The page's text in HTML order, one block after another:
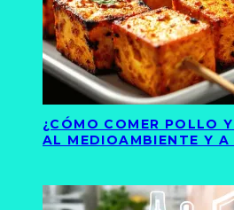
¿CÓMO COMER POLLO
AL MEDIOAMBIENTE Y A